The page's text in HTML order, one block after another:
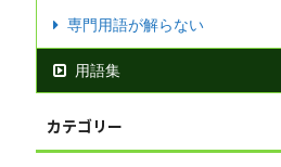
専門用語が解らない
用語集
カテゴリー